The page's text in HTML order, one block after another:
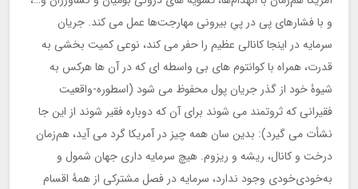
و با فشارهای پی در پیِ بیرونی مهارجت‌ها عمل می کند. جریان
سرمایه در اینجا کانالی عظیم را حفر می کند، نوعی کمیت بخشی به
قدرت، همراه با کوانتوم های بی واسطه ای که در آن ها هرکس به
شیوۀ خود از گذر جریان پول محفوظ می شود (اسطوره-واقعیت
فقیرانی که ثروتمند می شوند برای آن که دوباره فقیر شوند از این جا
نشأت می گیرد): بدین سان همه چیز در آمریکا گرد می آید، هم‌زمان
درخت و کانال، ریشه و ریزوم. هیچ سرمایه داری جهان شمول و
به‌خودی‌خودی وجود ندارد، سرمایه در فصل مشترکی از همۀ اقسام